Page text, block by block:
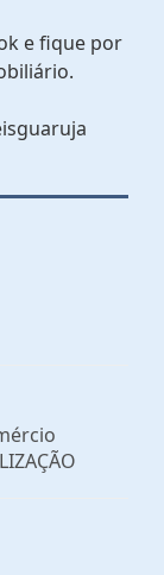
e fique por